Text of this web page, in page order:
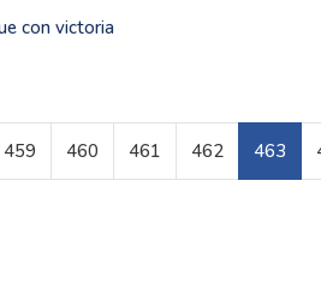
con victoria
Página 463 de 1600
459 460 461 462 463